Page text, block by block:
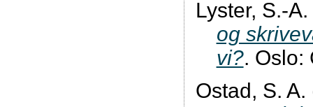
Lyster, S.-
og
vi?. Oslo:
Ostad, S.